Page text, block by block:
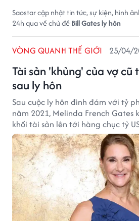
Saostar cập nhật tin tức, sự kiện, hình
24h qua về chủ đềBill Gates ly hôn
Tài sản 'khủng' của vợ cũ
sau ly hôn
VÒNG QUANH THẾ GIỚI 25/04/
Sau cuộc ly hôn đình đám với tỷ
năm 2021, Melinda French Gates
khối tài sản lên tới hàng chục tỷ
hành trình sống mới: mạnh mẽ,
tình yêu.